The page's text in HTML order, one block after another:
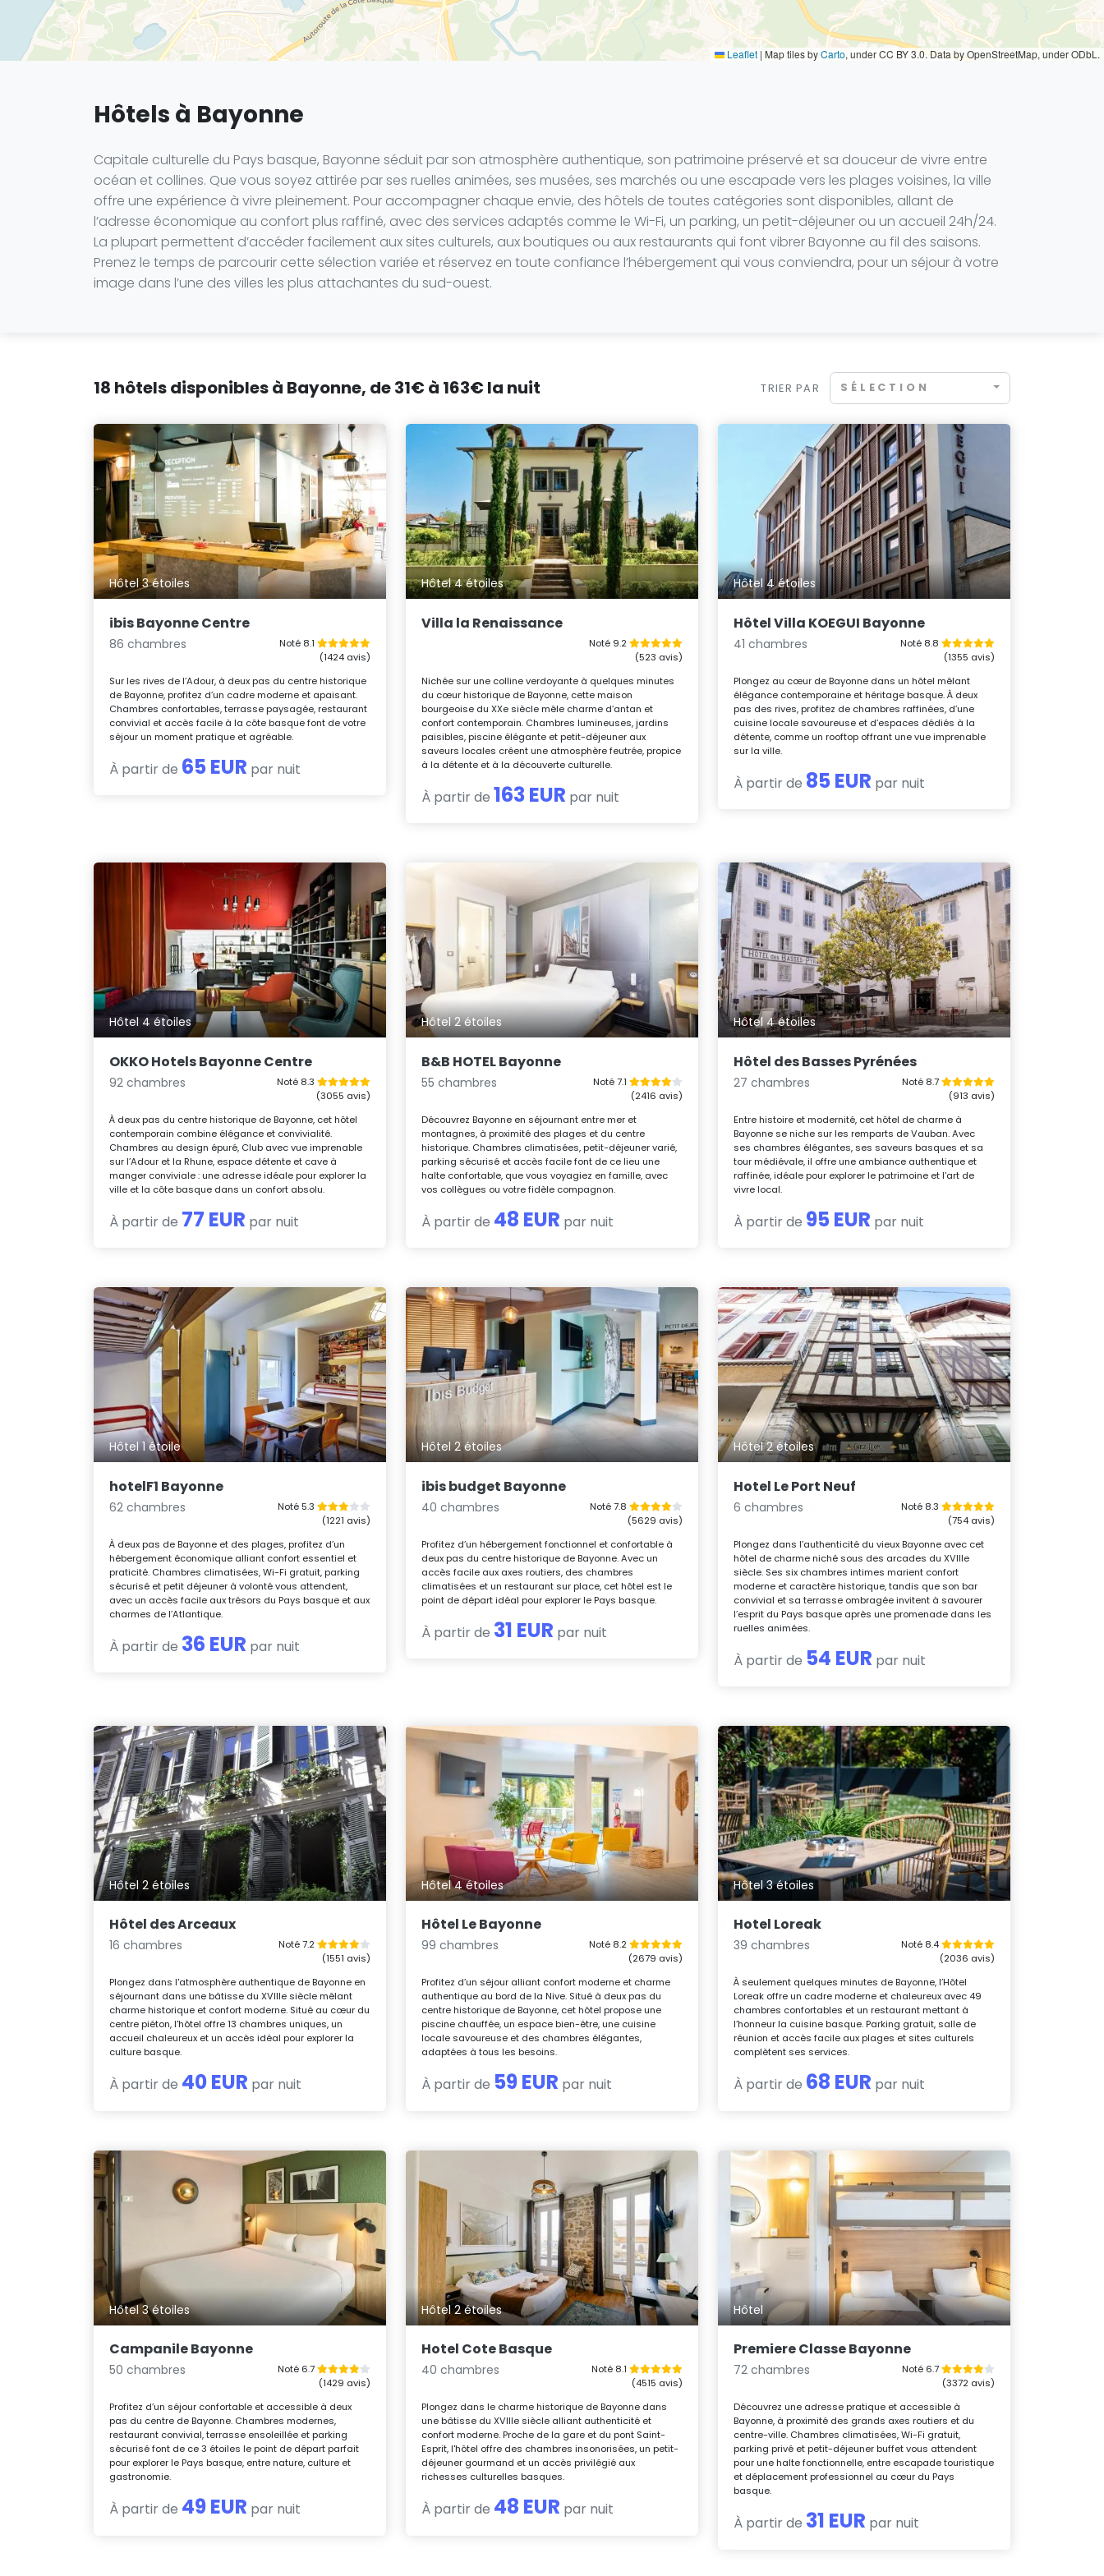
Leaflet | Map tiles byCarto, under CC BY 3.0. Data by OpenStreetMap, under ODbL.
Hôtels à Bayonne
Capitale culturelle du Pays basque, Bayonne séduit par son atmosphère authentique, son patrimoine préservé et sa douceur de vivre entre
océan et collines. Que vous soyez attirée par ses ruelles animées, ses musées, ses marchés ou une escapade vers les plages voisines, la ville
offre une expérience à vivre pleinement. Pour accompagner chaque envie, des hôtels de toutes catégories sont disponibles, allant de
l’adresse économique au confort plus raffiné, avec des services adaptés comme le Wi-Fi, un parking, un petit-déjeuner ou un accueil 24h/24.
La plupart permettent d’accéder facilement aux sites culturels, aux boutiques ou aux restaurants qui font vibrer Bayonne au fil des saisons.
Prenez le temps de parcourir cette sélection variée et réservez en toute confiance l’hébergement qui vous conviendra, pour un séjour à votre
image dans l’une des villes les plus attachantes du sud-ouest.
18 hôtels disponibles à Bayonne, de 31€ à 163€ la nuit TRIER PAR SÉLECTION
Hôtel 3 étoiles
ibis Bayonne Centre
86 chambres
Noté 8.1
(1424 avis)
Sur les rives de l’Adour, à deux pas du centre historique
de Bayonne, profitez d’un cadre moderne et apaisant.
Chambres confortables, terrasse paysagée, restaurant
convivial et accès facile à la côte basque font de votre
séjour un moment pratique et agréable.
À partir de 65 EUR par nuit
Hôtel 4 étoiles
Villa la Renaissance
Noté 9.2
(523 avis)
Nichée sur une colline verdoyante à quelques minutes
du cœur historique de Bayonne, cette maison
bourgeoise du XXe siècle mêle charme d’antan et
confort contemporain. Chambres lumineuses, jardins
paisibles, piscine élégante et petit-déjeuner aux
saveurs locales créent une atmosphère feutrée, propice
à la détente et à la découverte culturelle.
À partir de 163 EUR par nuit
Hôtel 4 étoiles
Hôtel Villa KOEGUI Bayonne
41 chambres
Noté 8.8
(1355 avis)
Plongez au cœur de Bayonne dans un hôtel mêlant
élégance contemporaine et héritage basque. À deux
pas des rives, profitez de chambres raffinées, d’une
cuisine locale savoureuse et d’espaces dédiés à la
détente, comme un rooftop offrant une vue imprenable
sur la ville.
À partir de 85 EUR par nuit
Hôtel 4 étoiles
OKKO Hotels Bayonne Centre
92 chambres
Noté 8.3
(3055 avis)
À deux pas du centre historique de Bayonne, cet hôtel
contemporain combine élégance et convivialité.
Chambres au design épuré, Club avec vue imprenable
sur l’Adour et la Rhune, espace détente et cave à
manger conviviale : une adresse idéale pour explorer la
ville et la côte basque dans un confort absolu.
À partir de 77 EUR par nuit
Hôtel 2 étoiles
B&B HOTEL Bayonne
55 chambres
Noté 7.1
(2416 avis)
Découvrez Bayonne en séjournant entre mer et
montagnes, à proximité des plages et du centre
historique. Chambres climatisées, petit-déjeuner varié,
parking sécurisé et accès facile font de ce lieu une
halte confortable, que vous voyagiez en famille, avec
vos collègues ou votre fidèle compagnon.
À partir de 48 EUR par nuit
Hôtel 4 étoiles
Hôtel des Basses Pyrénées
27 chambres
Noté 8.7
(913 avis)
Entre histoire et modernité, cet hôtel de charme à
Bayonne se niche sur les remparts de Vauban. Avec
ses chambres élégantes, ses saveurs basques et sa
tour médiévale, il offre une ambiance authentique et
raffinée, idéale pour explorer le patrimoine et l’art de
vivre local.
À partir de 95 EUR par nuit
Hôtel 1 étoile
hotelF1 Bayonne
62 chambres
Noté 5.3
(1221 avis)
À deux pas de Bayonne et des plages, profitez d’un
hébergement économique alliant confort essentiel et
praticité. Chambres climatisées, Wi-Fi gratuit, parking
sécurisé et petit déjeuner à volonté vous attendent,
avec un accès facile aux trésors du Pays basque et aux
charmes de l’Atlantique.
À partir de 36 EUR par nuit
Hôtel 2 étoiles
ibis budget Bayonne
40 chambres
Noté 7.8
(5629 avis)
Profitez d’un hébergement fonctionnel et confortable à
deux pas du centre historique de Bayonne. Avec un
accès facile aux axes routiers, des chambres
climatisées et un restaurant sur place, cet hôtel est le
point de départ idéal pour explorer le Pays basque.
À partir de 31 EUR par nuit
Hôtel 2 étoiles
Hotel Le Port Neuf
6 chambres
Noté 8.3
(754 avis)
Plongez dans l’authenticité du vieux Bayonne avec cet
hôtel de charme niché sous des arcades du XVIIIe
siècle. Ses six chambres intimes marient confort
moderne et caractère historique, tandis que son bar
convivial et sa terrasse ombragée invitent à savourer
l’esprit du Pays basque après une promenade dans les
ruelles animées.
À partir de 54 EUR par nuit
Hôtel 2 étoiles
Hôtel des Arceaux
16 chambres
Noté 7.2
(1551 avis)
Plongez dans l'atmosphère authentique de Bayonne en
séjournant dans une bâtisse du XVIIIe siècle mêlant
charme historique et confort moderne. Situé au cœur du
centre piéton, l'hôtel offre 13 chambres uniques, un
accueil chaleureux et un accès idéal pour explorer la
culture basque.
À partir de 40 EUR par nuit
Hôtel 4 étoiles
Hôtel Le Bayonne
99 chambres
Noté 8.2
(2679 avis)
Profitez d’un séjour alliant confort moderne et charme
authentique au bord de la Nive. Situé à deux pas du
centre historique de Bayonne, cet hôtel propose une
piscine chauffée, un espace bien-être, une cuisine
locale savoureuse et des chambres élégantes,
adaptées à tous les besoins.
À partir de 59 EUR par nuit
Hôtel 3 étoiles
Hotel Loreak
39 chambres
Noté 8.4
(2036 avis)
À seulement quelques minutes de Bayonne, l’Hôtel
Loreak offre un cadre moderne et chaleureux avec 49
chambres confortables et un restaurant mettant à
l’honneur la cuisine basque. Parking gratuit, salle de
réunion et accès facile aux plages et sites culturels
complètent ses services.
À partir de 68 EUR par nuit
Hôtel 3 étoiles
Campanile Bayonne
50 chambres
Noté 6.7
(1429 avis)
Profitez d’un séjour confortable et accessible à deux
pas du centre de Bayonne. Chambres modernes,
restaurant convivial, terrasse ensoleillée et parking
sécurisé font de ce 3 étoiles le point de départ parfait
pour explorer le Pays basque, entre nature, culture et
gastronomie.
À partir de 49 EUR par nuit
Hôtel 2 étoiles
Hotel Cote Basque
40 chambres
Noté 8.1
(4515 avis)
Plongez dans le charme historique de Bayonne dans
une bâtisse du XVIIIe siècle alliant authenticité et
confort moderne. Proche de la gare et du pont Saint-
Esprit, l'hôtel offre des chambres insonorisées, un petit-
déjeuner gourmand et un accès privilégié aux
richesses culturelles basques.
À partir de 48 EUR par nuit
Hôtel
Premiere Classe Bayonne
72 chambres
Noté 6.7
(3372 avis)
Découvrez une adresse pratique et accessible à
Bayonne, à proximité des grands axes routiers et du
centre-ville. Chambres climatisées, Wi-Fi gratuit,
parking privé et petit-déjeuner buffet vous attendent
pour une halte fonctionnelle, entre escapade touristique
et déplacement professionnel au cœur du Pays
basque.
À partir de 31 EUR par nuit